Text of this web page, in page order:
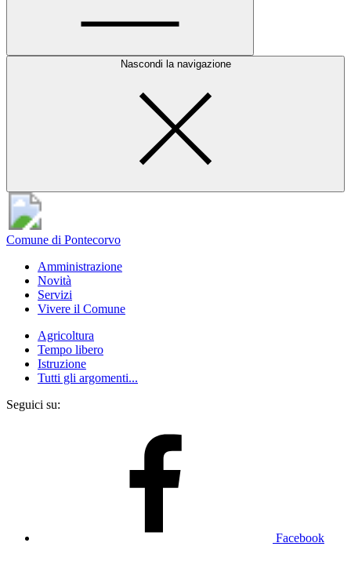
Nascondi la navigazione
Comune di Pontecorvo
Amministrazione
Novità
Servizi
Vivere il Comune
Agricoltura
Tempo libero
Istruzione
Tutti gli argomenti...
Seguici su:
Facebook